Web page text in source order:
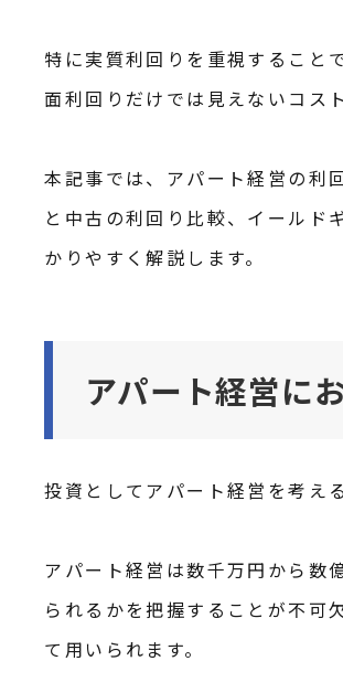
特に実質利回りを重視すること
面利回りだけでは見えないコス
本記事では、アパート経営の利
と中古の利回り比較、イールド
かりやすく解説します。
アパート経営に
投資としてアパート経営を考え
アパート経営は数千万円から数
られるかを把握することが不可
て用いられます。